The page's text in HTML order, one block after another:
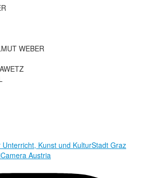
WEBER
Kunst und KulturStadt Graz
Camera Austria